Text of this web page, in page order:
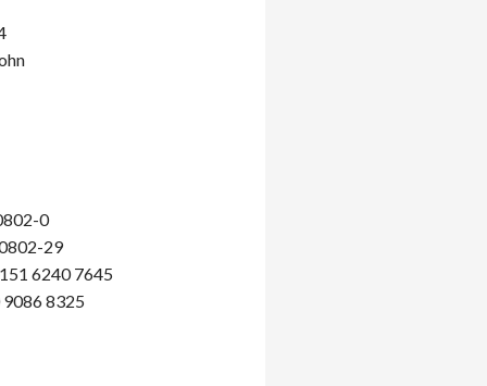
0
29
6240 7645
8325